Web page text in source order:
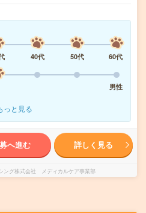
40代 50代
60代
男性
っと見る
へ進む 詳しく見る
ング株式会社 メディカルケア事業部